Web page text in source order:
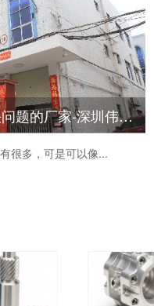
批量铝合金cnc加工-一个解决问题的厂家-深圳伟迈特
很多，可是可以像...